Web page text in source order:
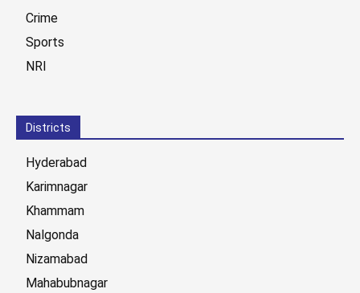
Crime
Sports
NRI
Districts
Hyderabad
Karimnagar
Khammam
Nalgonda
Nizamabad
Mahabubnagar